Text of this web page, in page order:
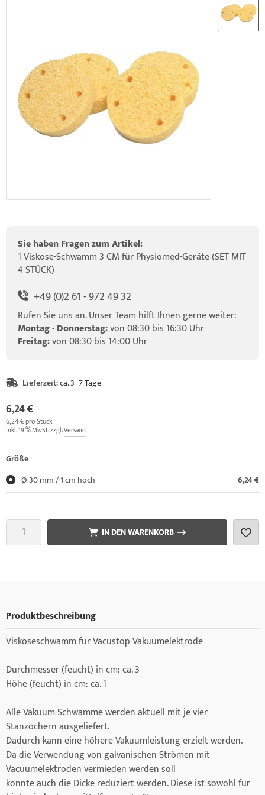
Sie haben Fragen zum Artikel:
1 Viskose-Schwamm 3 CM für Physiomed-Geräte (SET MIT
4 STÜCK)
+49 (0)2 61 - 972 49 32
Rufen Sie uns an. Unser Team hilft Ihnen gerne weiter:
Montag - Donnerstag:von 08:30 bis 16:30 Uhr
Freitag:von 08:30 bis 14:00 Uhr
Lieferzeit:ca. 3- 7 Tage
6,24 €
6,24 € pro Stück
inkl. 19 % MwSt. zzgl.Versand
Größe
Ø 30 mm / 1 cm hoch
6,24 €
IN DEN WARENKORB
Produktbeschreibung
Viskoseschwamm für Vacustop-Vakuumelektrode
Durchmesser (feucht) in cm: ca. 3
Höhe (feucht) in cm: ca. 1
Alle Vakuum-Schwämme werden aktuell mit je vier
Stanzöchern ausgeliefert.
Dadurch kann eine höhere Vakuumleistung erzielt werden.
Da die Verwendung von galvanischen Strömen mit
Vacuumelektroden vermieden werden soll
konnte auch die Dicke reduziert werden. Diese ist sowohl für
Vintage Series
Trainingstische